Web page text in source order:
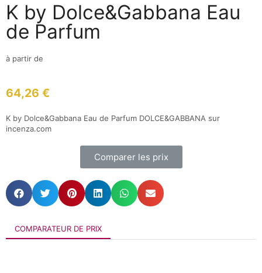
K by Dolce&Gabbana Eau
de Parfum
à partir de
64,26 €
K by Dolce&Gabbana Eau de Parfum DOLCE&GABBANA sur
incenza.com
Comparer les prix
COMPARATEUR DE PRIX